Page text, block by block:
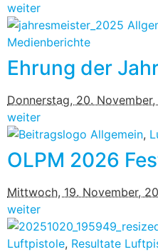
weiter
Medienberichte
Ehrung der
Donnerstag, 20.
weiter
Allgemein,
OLPM 2026
Mittwoch, 19. November,
weiter
Luftpistole, Resultate